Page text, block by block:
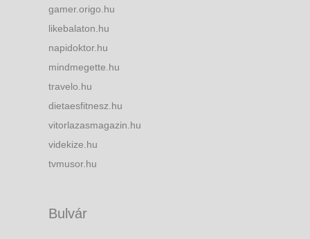
gamer.origo.hu
likebalaton.hu
napidoktor.hu
mindmegette.hu
travelo.hu
dietaesfitnesz.hu
vitorlazasmagazin.hu
videkize.hu
tvmusor.hu
Bulvár